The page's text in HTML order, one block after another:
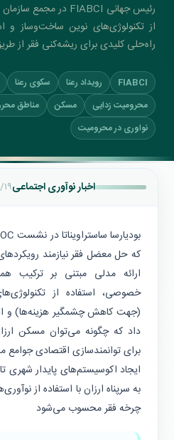
از تکنولوژی‌های نوین ساخت‌وساز و
راه‌حلی کلیدی برای ریشه‌کنی فقر از
FIABCI رویداد رعنا سکوی رعنا
محرومیت زدایی
مسکن مناطق
نواوری در محرومیت
اخبار نوآوری اجتماعی
که حل معضل فقر نیازمند
ارائه مدلی مبتنی بر ترکیب
خصوصی، استفاده از
(جهت کاهش چشمگیر هزینه‌ها) و
داد که چگونه می‌توان مسکن
برای توانمندسازی اقتصادی
ایجاد اکوسیستم‌های پایدار شهری
به سرپناه ارزان با استفاده از
چرخه فقر محسوب می‌شود